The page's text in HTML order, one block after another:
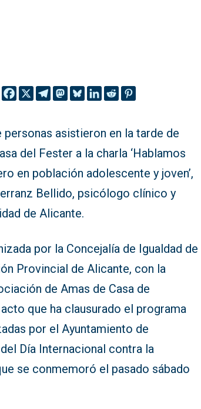
personas asistieron en la tarde de
del Fester a la charla ‘Hablamos
en población adolescente y joven’,
Bellido, psicólogo clínico y
de Alicante.
por la Concejalía de Igualdad de
Provincial de Alicante, con la
de Amas de Casa de
que ha clausurado el programa
por el Ayuntamiento de
Día Internacional contra la
se conmemoró el pasado sábado